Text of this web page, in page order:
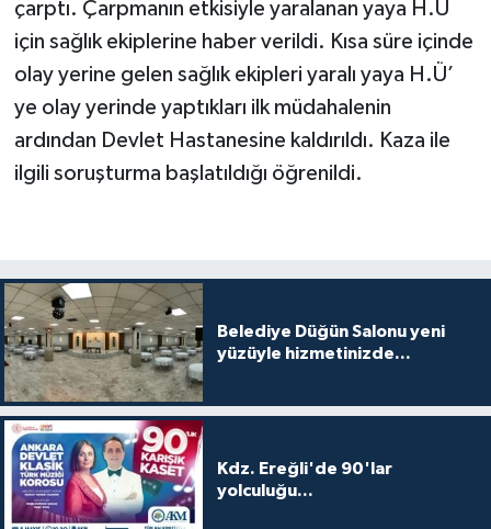
çarptı. Çarpmanın etkisiyle yaralanan yaya H.Ü
için sağlık ekiplerine haber verildi. Kısa süre içinde
olay yerine gelen sağlık ekipleri yaralı yaya H.Ü’
ye olay yerinde yaptıkları ilk müdahalenin
ardından Devlet Hastanesine kaldırıldı. Kaza ile
ilgili soruşturma başlatıldığı öğrenildi.
Belediye Düğün Salonu yeni
yüzüyle hizmetinizde...
Kdz. Ereğli'de 90'lar
yolculuğu...